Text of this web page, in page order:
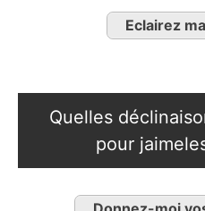
Eclairez
Quelles
pour